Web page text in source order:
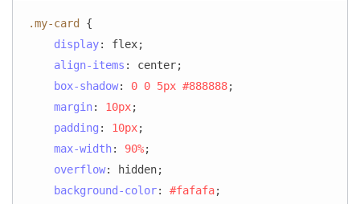
.my-card
{
display: flex;
align-items : center;
box-shadow: 0 0 5px #888888;
margin: 10px;
padding : 10px;
max-width: 90%;
overflow: hidden;
background-color: #fafafa;